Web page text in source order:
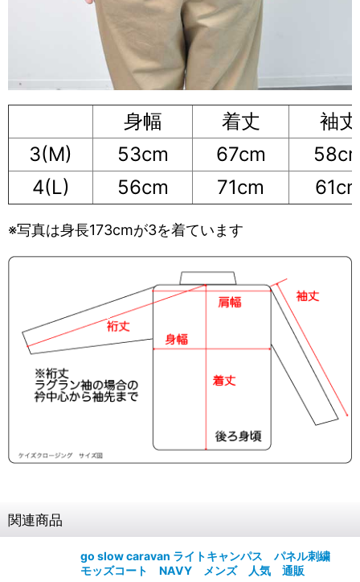
身幅 着丈
袖丈
3(M)
53cm 67cm
4(L)
56cm 71cm
※写真は身長173cmが3を着ています
関連商品
go slow caravan ライトキャンパス パネル刺繍
モッズコート NAVY メンズ 人気 通販